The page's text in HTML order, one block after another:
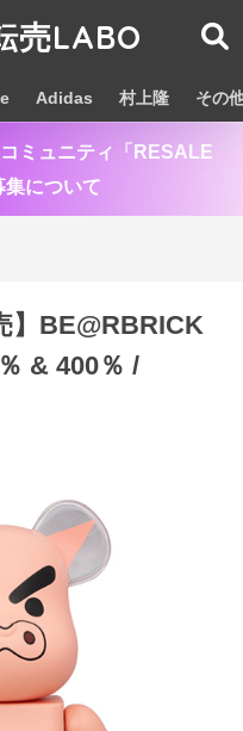
売LABO
Adidas 村上隆 その
ミュニティ「RESALE
について
】BE@RBRICK
& 400％ /